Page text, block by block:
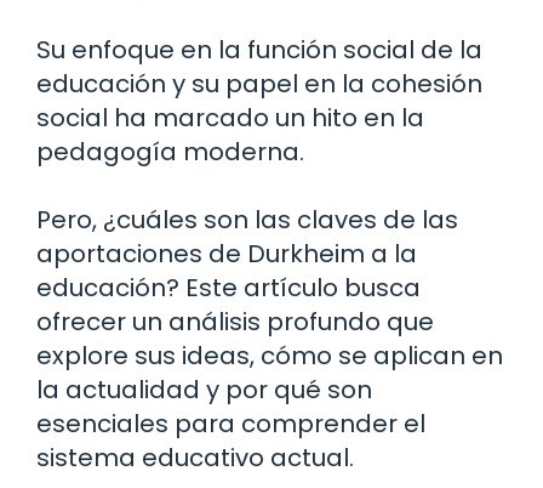
Su enfoque en la función social de la
educación y su papel en la cohesión
social ha marcado un hito en la
pedagogía moderna.
Pero, ¿cuáles son las claves de las
aportaciones de Durkheim a la
educación? Este artículo busca
ofrecer un análisis profundo que
explore sus ideas, cómo se aplican en
la actualidad y por qué son
esenciales para comprender el
sistema educativo actual.